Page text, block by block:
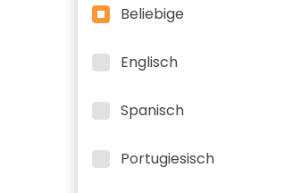
Beliebige
Englisch
Spanisch
Portugiesisch